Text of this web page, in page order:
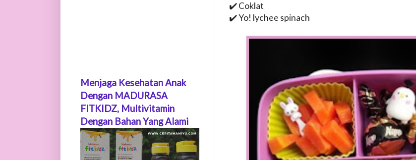
✔️ Coklat
✔️ Yo! lychee spinach
Menjaga Kesehatan Anak
Dengan MADURASA
FITKIDZ, Multivitamin
Dengan Bahan Yang Alami